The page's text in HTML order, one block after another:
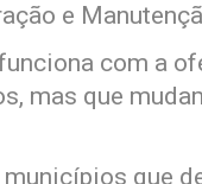
e
com a
mas que
que